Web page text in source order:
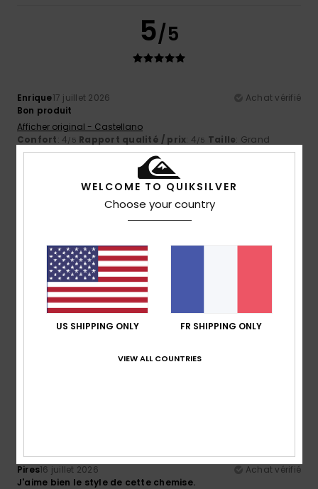
5/5
Enrique17 juillet 2026
Achat vérifié
Bon produit
Afficher original - Castellano
Confort: 4/5 Rapport qualité / prix: 4/5 Taille: Grand
Matière: 5/5 Coloris: 5/5
Je recommande ce produit
5/5
17 juillet 2026
Bon rapport qualité-prix. Une belle chemise pour mon fils,
idéale pour les soirées d'été.
Confort: 5 /5 Rapport qualité / prix: 5/5 Taille : Taille
Je recommande ce produit
Pires16 juillet 2026
Achat vérifié
J'aime bien le style de cette chemise.
WELCOME TO QUIKSILVER
Choose your country
US SHIPPING ONLY FR SHIPPING ONLY
VIEW ALL COUNTRIES